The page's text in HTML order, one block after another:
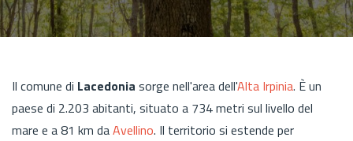
Il comune di Lacedonia sorge nell'area dell'Alta Irpinia. È un
paese di 2.203 abitanti, situato a 734 metri sul livello del
mare e a 81 km daAvellino. Il territorio si estende per